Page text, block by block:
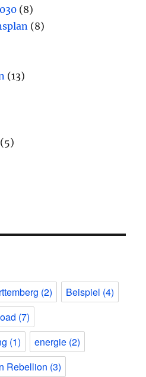
(8)
(8)
(13)
(5)
(2) Beispiel (4)
(7)
(1) energie (2)
Rebellion (3)